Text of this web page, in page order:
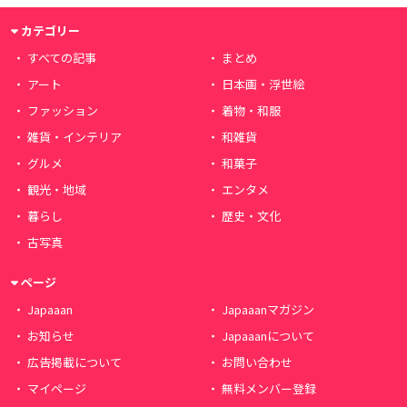
カテゴリー
すべての記事
まとめ
アート
日本画・浮世絵
ファッション
着物・和服
雑貨・インテリア
和雑貨
グルメ
和菓子
観光・地域
エンタメ
暮らし
歴史・文化
古写真
ページ
Japaaan
Japaaanマガジン
お知らせ
Japaaanについて
広告掲載について
お問い合わせ
マイページ
無料メンバー登録